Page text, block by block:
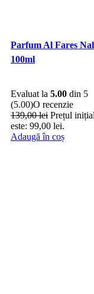
Parfum Al Fares
100ml
Evaluat la 5.00 din 5
(5.00)O recenzie
139,00lei Prețul
este: 99,00 lei.
Adaugă în coș